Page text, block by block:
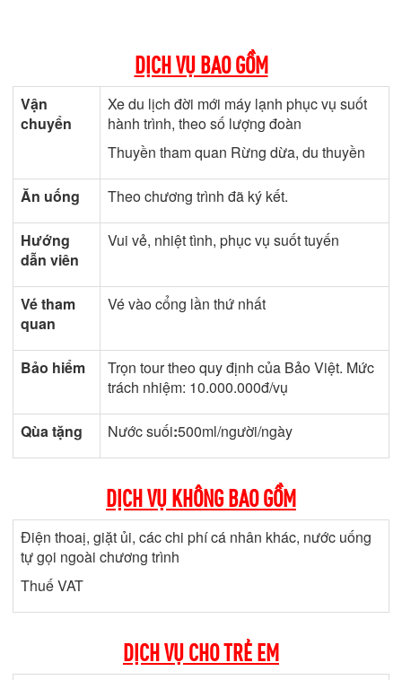
DỊCH VỤ BAO GỒM
Vận
chuyển
Xe du lịch đời mới máy lạnh phục vụ suốt
hành trình, theo số lượng đoàn
Thuyền tham quan Rừng dừa, du thuyền
Ăn uống Theo chương trình đã ký kết.
Hướng
dẫn viên
Vui vẻ, nhiệt tình, phục vụ suốt tuyến
Vé tham
quan
Vé vào cổng lần thứ nhất
Bảo hiểm
Trọn tour theo quy định của Bảo Việt. Mức
trách nhiệm: 10.000.000đ/vụ
Qùa tặng Nước suối:500ml/người/ngày
DỊCH VỤ KHÔNG BAO GỒM
Điện thoaị, giặt ủi, các chi phí cá nhân khác, nước uống
tự gọi ngoài chương trình
Thuế VAT
DỊCH VỤ CHO TRẺ EM